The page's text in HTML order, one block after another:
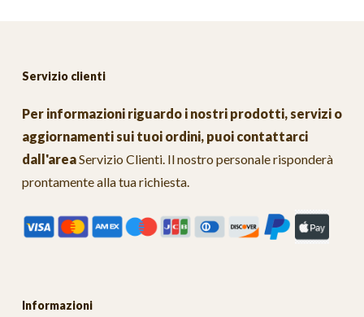
Servizio clienti
Per informazioni riguardo i nostri prodotti, servizi o
aggiornamenti sui tuoi ordini, puoi contattarci
dall'areaServizio Clienti. Il nostro personale risponderà
prontamente alla tua richiesta.
Informazioni